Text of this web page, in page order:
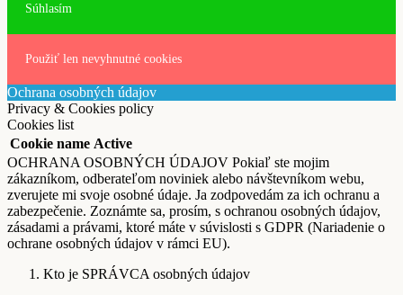
Súhlasím
Použiť len nevyhnutné cookies
Ochrana osobných údajov
Privacy & Cookies policy
Cookies list
Cookie name Active
OCHRANA OSOBNÝCH ÚDAJOV Pokiaľ ste mojim
zákazníkom, odberateľom noviniek alebo návštevníkom webu,
zverujete mi svoje osobné údaje. Ja zodpovedám za ich ochranu a
zabezpečenie. Zoznámte sa, prosím, s ochranou osobných údajov,
zásadami a právami, ktoré máte v súvislosti s GDPR (Nariadenie o
ochrane osobných údajov v rámci EU).
Kto je SPRÁVCA osobných údajov